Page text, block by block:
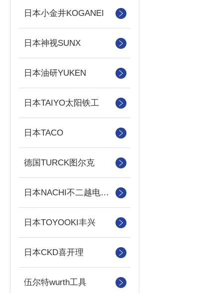
日本小金井KOGANEI
日本神视SUNX
日本油研YUKEN
日本TAIYO太阳铁工
日本TACO
德国TURCK图尔克
日本NACHI不二越电磁阀/泵
日本TOYOOKI丰兴
日本CKD喜开理
伍尔特wurth工具